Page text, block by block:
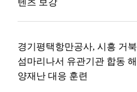
텐츠 보강
경기평택항만공사, 시흥 거북
섬마리나서 유관기관 합동 해
양재난 대응 훈련